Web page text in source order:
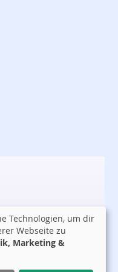
Technologien, um dir
Webseite zu
Marketing &